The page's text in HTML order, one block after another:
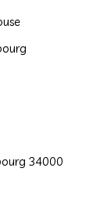
34000